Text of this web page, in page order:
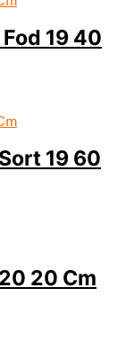
19 40
19 60
20 Cm